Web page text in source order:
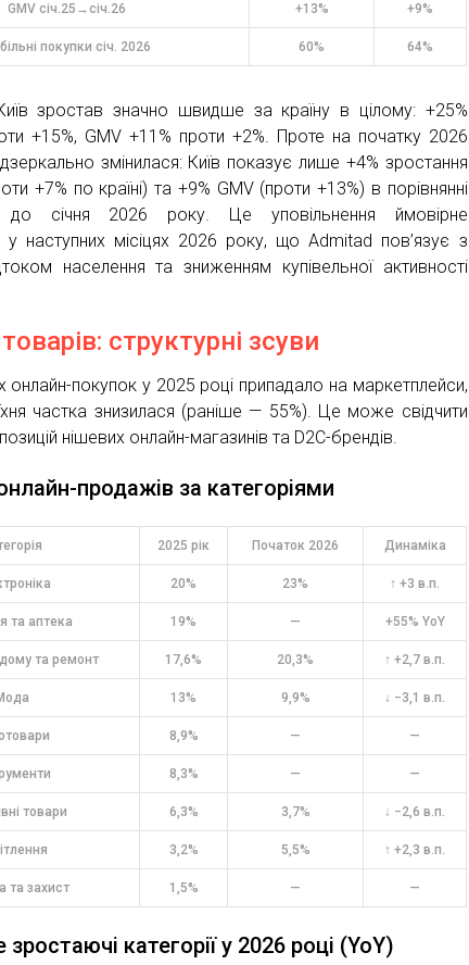
GMV січ.25→січ.26 +13% +9%
покупки січ. 2026 60% 64%
зростав значно швидше за країну в цілому: +25%
+15%, GMV +11% проти +2%. Проте на початку 2026
змінилася: Київ показує лише +4% зростання
+7% по країні) та +9% GMV (проти +13%) в порівнянні
до січня 2026 року. Це уповільнення ймовірне
у наступних місіцях 2026 року, що Admitad пов’язує з
населення та зниженням купівельної активності
товарів: структурні зсуви
онлайн-покупок у 2025 році припадало на маркетплейси,
частка знизилася (раніше — 55%). Це може свідчити
нішевих онлайн-магазинів та D2C-брендів.
продажів за категоріями
2025 рік Початок 2026 Динаміка
20% 23% ↑ +3 в.п.
та аптека 19% — +55% YoY
та ремонт 17,6% 20,3% ↑ +2,7 в.п.
13% 9,9% ↓ −3,1 в.п.
8,9% — —
8,3% — —
товари 6,3% 3,7% ↓ −2,6 в.п.
3,2% 5,5% ↑ +2,3 в.п.
та захист 1,5% — —
категорії у 2026 році (YoY)